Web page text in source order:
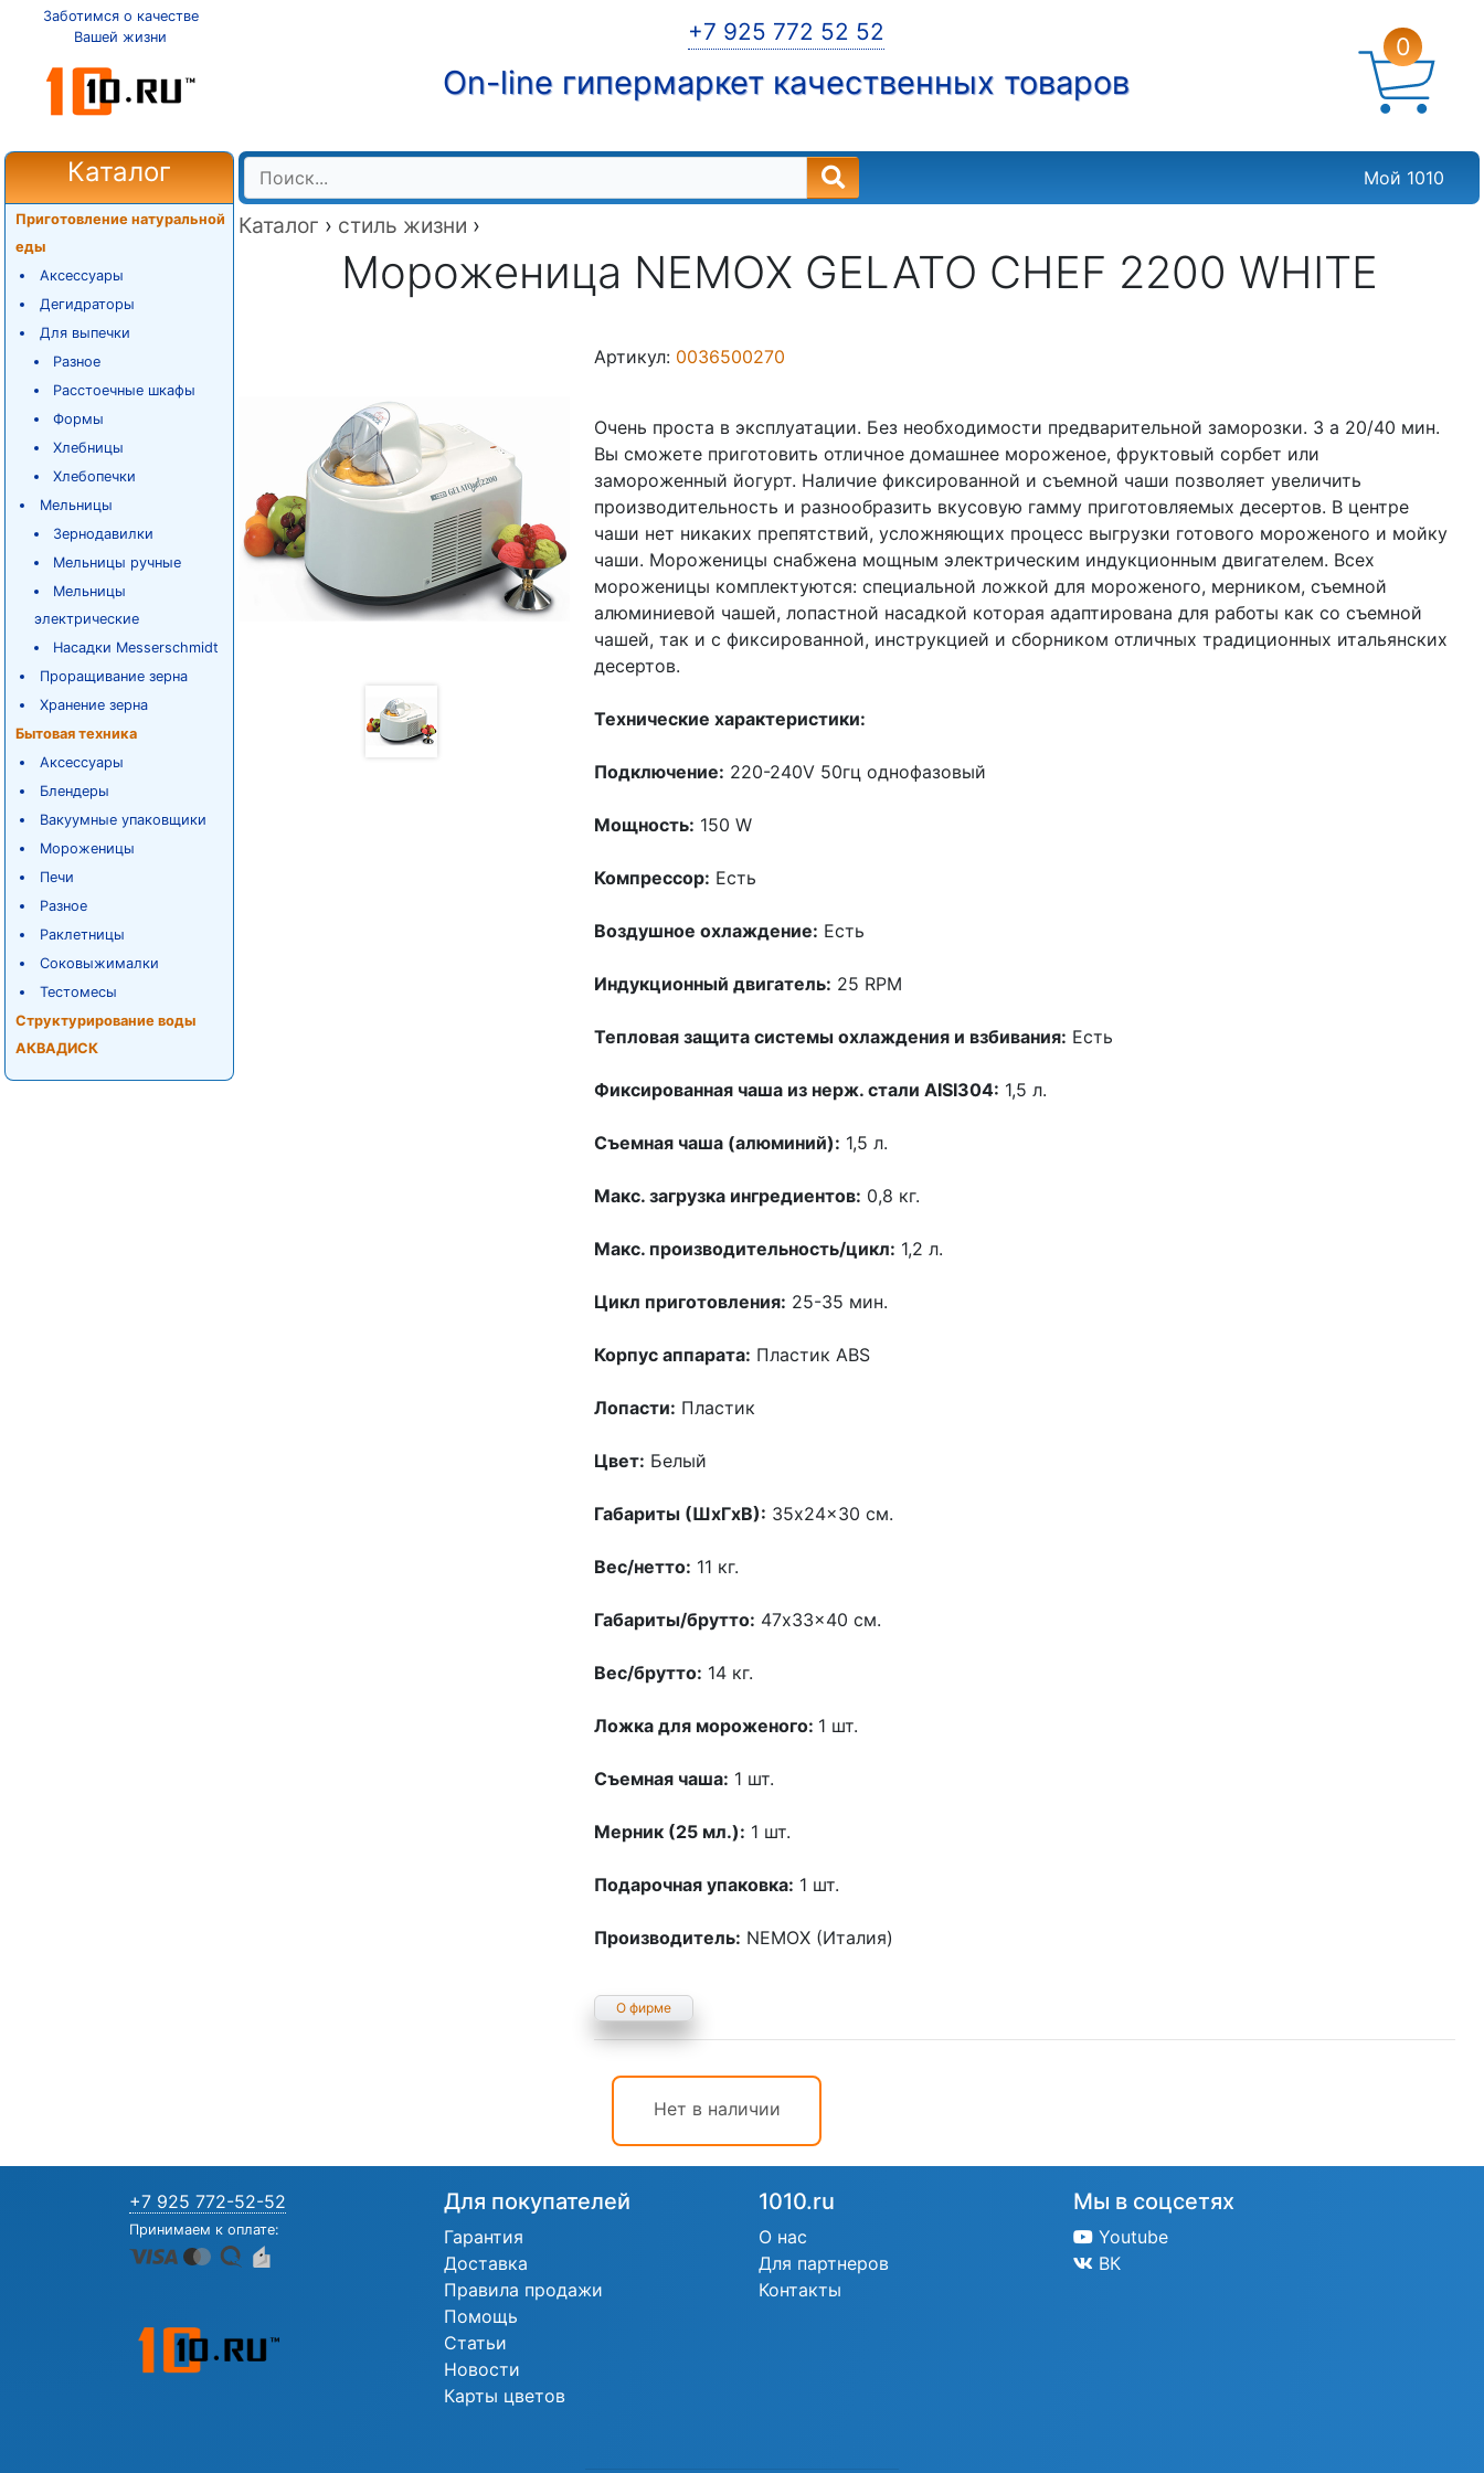
Заботимся о качестве
Вашей жизни
+7 925 772 52 52
On-line гипермаркет качественных товаров
0
Каталог
Приготовление натуральной
еды
Аксессуары
Дегидраторы
Для выпечки
Разное
Расстоечные шкафы
Формы
Хлебницы
Хлебопечки
Мельницы
Зернодавилки
Мельницы ручные
Мельницы
электрические
Насадки Messerschmidt
Проращивание зерна
Хранение зерна
Бытовая техника
Аксессуары
Блендеры
Вакуумные упаковщики
Мороженицы
Печи
Разное
Раклетницы
Соковыжималки
Тестомесы
Структурирование воды
АКВАДИСК
Мой 1010
Каталог › стиль жизни ›
Мороженица NEMOX GELATO CHEF 2200 WHITE
Артикул: 0036500270
Очень проста в эксплуатации. Без необходимости предварительной заморозки. З а 20/40 мин.
Вы сможете приготовить отличное домашнее мороженое, фруктовый сорбет или
замороженный йогурт. Наличие фиксированной и съемной чаши позволяет увеличить
производительность и разнообразить вкусовую гамму приготовляемых десертов. В центре
чаши нет никаких препятствий, усложняющих процесс выгрузки готового мороженого и мойку
чаши. Мороженицы снабжена мощным электрическим индукционным двигателем. Всех
мороженицы комплектуются: специальной ложкой для мороженого, мерником, съемной
алюминиевой чашей, лопастной насадкой которая адаптирована для работы как со съемной
чашей, так и с фиксированной, инструкцией и сборником отличных традиционных итальянских
десертов.
Технические характеристики:
Подключение: 220-240V 50гц однофазовый
Мощность: 150 W
Компрессор: Есть
Воздушное охлаждение: Есть
Индукционный двигатель: 25 RPM
Тепловая защита системы охлаждения и взбивания: Есть
Фиксированная чаша из нерж. стали AISI304: 1,5 л.
Съемная чаша (алюминий): 1,5 л.
Макс. загрузка ингредиентов: 0,8 кг.
Макс. производительность/цикл: 1,2 л.
Цикл приготовления: 25-35 мин.
Корпус аппарата: Пластик ABS
Лопасти: Пластик
Цвет: Белый
Габариты (ШхГхВ): 35x24x30 см.
Вес/нетто: 11 кг.
Габариты/брутто: 47x33x40 см.
Вес/брутто: 14 кг.
Ложка для мороженого: 1 шт.
Съемная чаша: 1 шт.
Мерник (25 мл.): 1 шт.
Подарочная упаковка: 1 шт.
Производитель: NEMOX (Италия)
О фирме
Нет в наличии
+7 925 772-52-52
Принимаем к оплате:
Для покупателей
Гарантия
Доставка
Правила продажи
Помощь
Статьи
Новости
Карты цветов
1010.ru
О нас
Для партнеров
Контакты
Мы в соцсетях
Youtube
ВК